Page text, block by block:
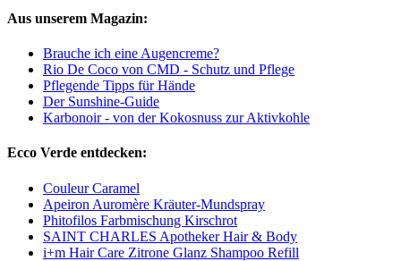
Aus unserem Magazin:
Brauche ich eine Augencreme?
Rio De Coco von CMD - Schutz und Pflege
Pflegende Tipps für Hände
Der Sunshine-Guide
Karbonoir - von der Kokosnuss zur Aktivkohle
Ecco Verde entdecken:
Couleur Caramel
Apeiron Auromère Kräuter-Mundspray
Phitofilos Farbmischung Kirschrot
SAINT CHARLES Apotheker Hair & Body
i+m Hair Care Zitrone Glanz Shampoo Refill